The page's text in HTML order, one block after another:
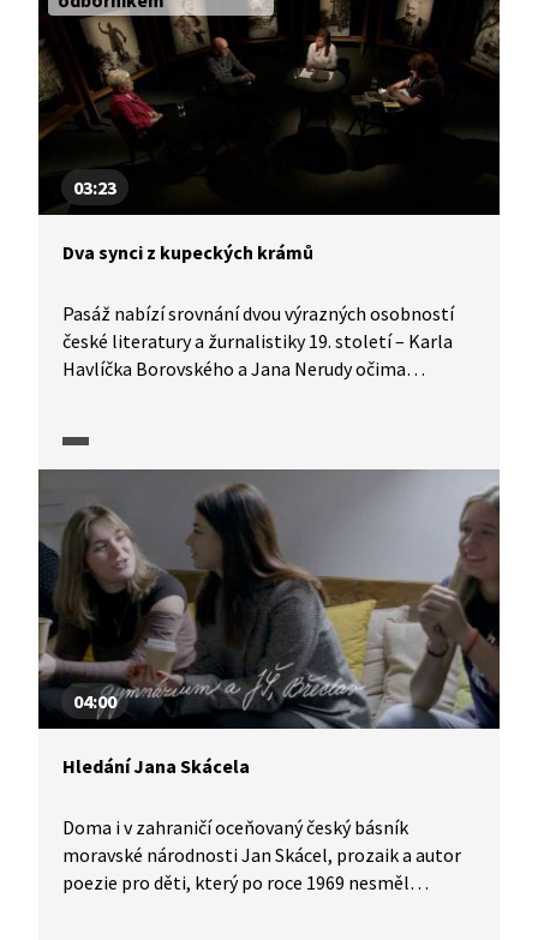
03:23
Dva synci z kupeckých krámů
Pasáž nabízí srovnání dvou výrazných osobností
české literatury a žurnalistiky 19. století – Karla
Havlíčka Borovského a Jana Nerudy očima
04:00
Hledání Jana Skácela
Doma i v zahraničí oceňovaný český básník
moravské národnosti Jan Skácel, prozaik a autor
poezie pro děti, který po roce 1969 nesměl